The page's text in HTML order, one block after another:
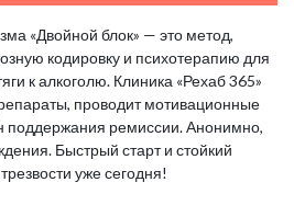
«Двойной блок» — это метод,
кодировку и психотерапию для
к алкоголю. Клиника «Рехаб 365»
проводит мотивационные
поддержания ремиссии. Анонимно,
Быстрый старт и стойкий
уже сегодня!